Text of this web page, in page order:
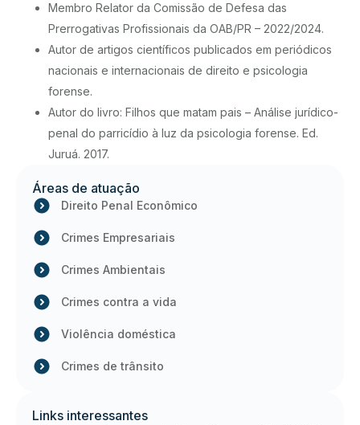
Membro Relator da Comissão de Defesa das
Prerrogativas Profissionais da OAB/PR – 2022/2024.
Autor de artigos científicos publicados em periódicos
nacionais e internacionais de direito e psicologia
forense.
Autor do livro: Filhos que matam pais – Análise jurídico-
penal do parricídio à luz da psicologia forense. Ed.
Juruá. 2017.
Áreas de atuação
Direito Penal Econômico
Crimes Empresariais
Crimes Ambientais
Crimes contra a vida
Violência doméstica
Crimes de trânsito
Links interessantes